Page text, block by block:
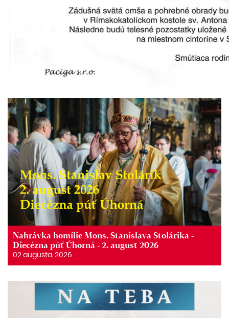
Nahrávka homílie Mons. Stanislava Stolárika -
Diecézna púť Úhorná - 2. august 2026
02 augusta, 2026